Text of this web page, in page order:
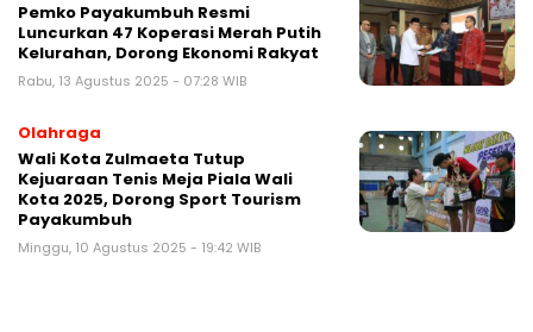
Pemko Payakumbuh Resmi
Luncurkan 47 Koperasi Merah Putih
Kelurahan, Dorong Ekonomi Rakyat
Rabu, 13 Agustus 2025 - 07:28 WIB
Olahraga
Wali Kota Zulmaeta Tutup
Kejuaraan Tenis Meja Piala Wali
Kota 2025, Dorong Sport Tourism
Payakumbuh
Minggu, 10 Agustus 2025 - 19:42 WIB